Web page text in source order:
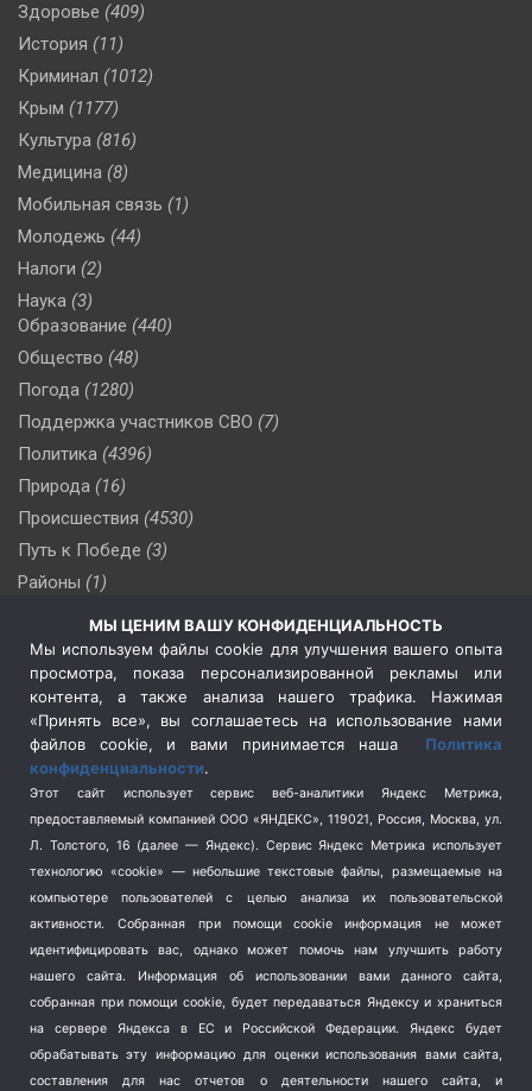
Здоровье (409)
История (11)
Криминал (1012)
Крым (1177)
Культура (816)
Медицина (8)
Мобильная связь (1)
Молодежь (44)
Налоги (2)
Наука (3)
Образование (440)
Общество (48)
Погода (1280)
Поддержка участников СВО (7)
Политика (4396)
Природа (16)
Происшествия (4530)
Путь к Победе (3)
Районы (1)
(510)
Сельское хозяйство (3)
Социальная политика
(3)
Спецоперация в Украине
Спецоперация на Украине
(404)
Спорт (740)
Терроризм (1)
Транспорт (262)
Туризм (178)
Школа и спорт (2)
Экология (8)
Экономика (1172)
МЫ ЦЕНИМ ВАШУ КОНФИДЕНЦИАЛЬНОСТЬ
Мы используем файлы cookie для улучшения вашего опыта
просмотра, показа персонализированной рекламы или
контента, а также анализа нашего трафика. Нажимая
«Принять все», вы соглашаетесь на использование нами
файлов cookie, и вами принимается наша Политика
конфиденциальности.
Этот сайт использует сервис веб-аналитики Яндекс Метрика,
предоставляемый компанией ООО «ЯНДЕКС», 119021, Россия, Москва, ул.
Л. Толстого, 16 (далее — Яндекс). Сервис Яндекс Метрика использует
технологию «cookie» — небольшие текстовые файлы, размещаемые на
компьютере пользователей с целью анализа их пользовательской
активности.
Собранная при помощи cookie информация не может
идентифицировать вас, однако может помочь нам улучшить работу
нашего сайта. Информация об использовании вами данного сайта,
собранная при помощи cookie, будет передаваться Яндексу и храниться
на сервере Яндекса в ЕС и Российской Федерации. Яндекс будет
обрабатывать эту информацию для оценки использования вами сайта,
составления для нас отчетов о деятельности нашего сайта, и